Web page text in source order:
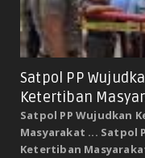
Satpol PP
Ketertiban
Satpol PP Wujudkan
Masyarakat ... Satpol
Ketertiban